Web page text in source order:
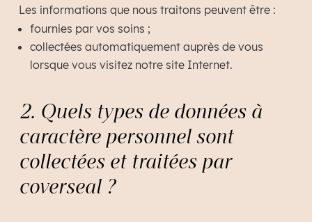
Les informations que nous traitons peuvent être :
fournies par vos soins ;
collectées automatiquement auprès de vous
lorsque vous visitez notre site Internet.
2. Quels types de données à
caractère personnel sont
collectées et traitées par
coverseal ?